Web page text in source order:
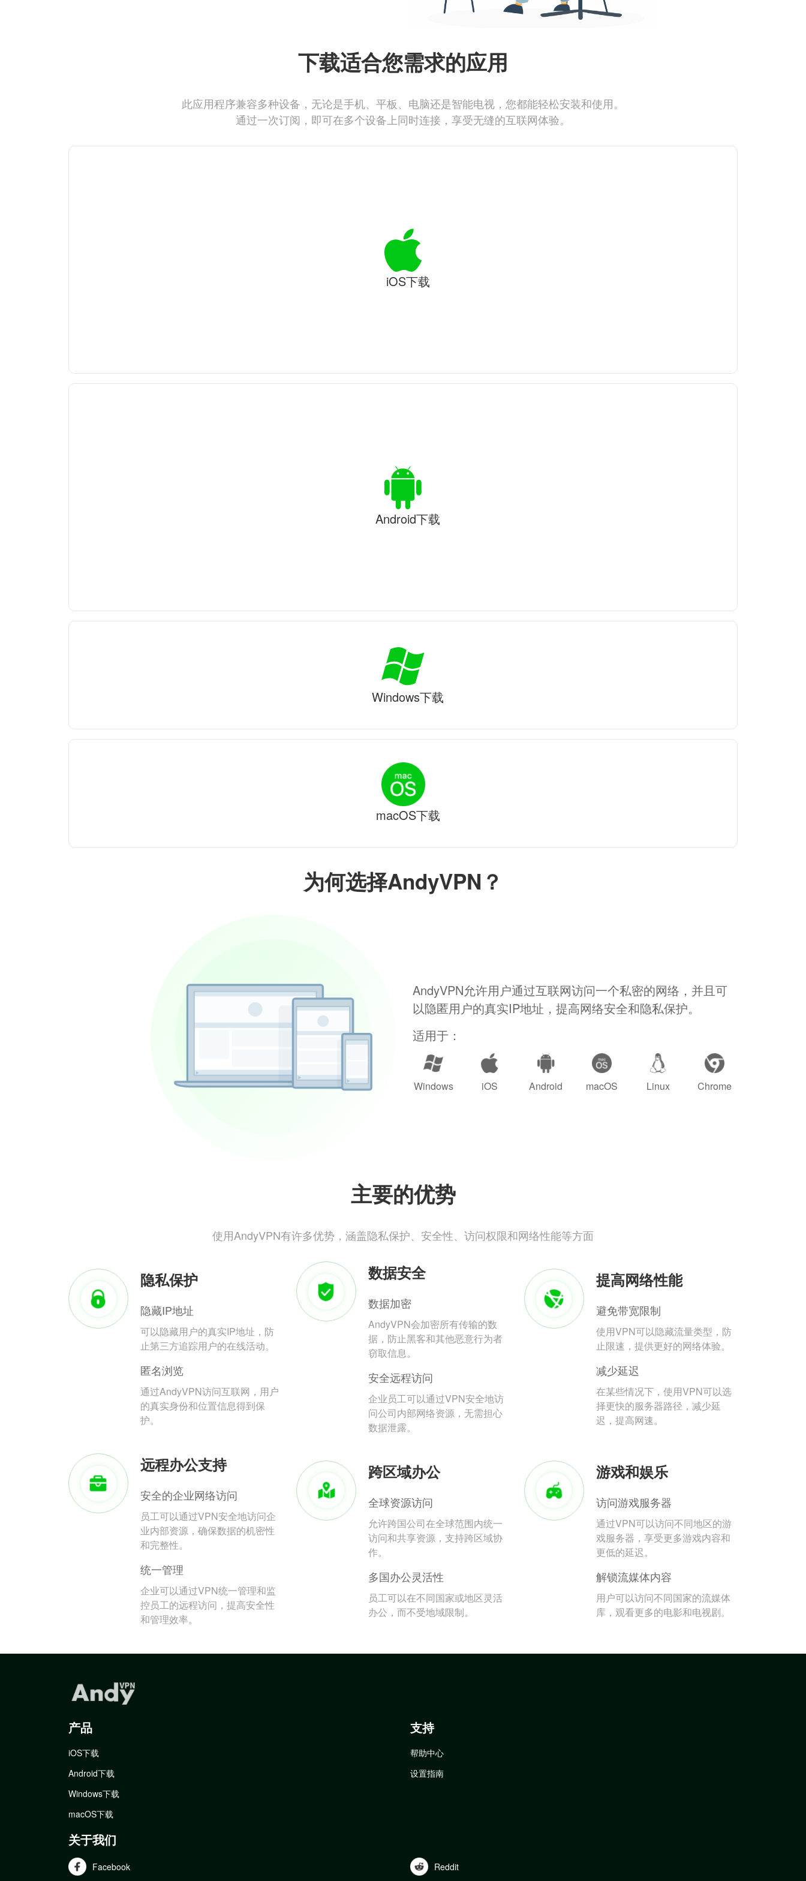
为何选择AndyVPN？
AndyVPN允许用户通过互联网访问一个私密的网络，并且可
以隐匿用户的真实IP地址，提高网络安全和隐私保护。
适用于：
Windows iOS Android macOS Linux Chrome
主要的优势
使用AndyVPN有许多优势，涵盖隐私保护、安全性、访问权限和网络性能等方面
隐私保护
隐藏IP地址
可以隐藏用户的真实IP地址，防
止第三方追踪用户的在线活动。
匿名浏览
通过AndyVPN访问互联网，用户
的真实身份和位置信息得到保
护。
数据安全
数据加密
AndyVPN会加密所有传输的数
据，防止黑客和其他恶意行为者
窃取信息。
安全远程访问
企业员工可以通过VPN安全地访
问公司内部网络资源，无需担心
数据泄露。
提高网络性能
避免带宽限制
使用VPN可以隐藏流量类型，防
止限速，提供更好的网络体验。
减少延迟
在某些情况下，使用VPN可以选
择更快的服务器路径，减少延
迟，提高网速。
远程办公支持
安全的企业网络访问
员工可以通过VPN安全地访问企
业内部资源，确保数据的机密性
和完整性。
统一管理
企业可以通过VPN统一管理和监
控员工的远程访问，提高安全性
和管理效率。
跨区域办公
全球资源访问
允许跨国公司在全球范围内统一
访问和共享资源，支持跨区域协
作。
多国办公灵活性
员工可以在不同国家或地区灵活
办公，而不受地域限制。
游戏和娱乐
访问游戏服务器
通过VPN可以访问不同地区的游
戏服务器，享受更多游戏内容和
更低的延迟。
解锁流媒体内容
用户可以访问不同国家的流媒体
库，观看更多的电影和电视剧。
下载适合您需求的应用
此应用程序兼容多种设备，无论是手机、平板、电脑还是智能电视，您都能轻松安装和使用。
通过一次订阅，即可在多个设备上同时连接，享受无缝的互联网体验。
iOS下载
Android下载
Windows下载
macOS下载
产品
iOS下载
Android下载
Windows下载
macOS下载
支持
帮助中心
设置指南
关于我们
Facebook Reddit